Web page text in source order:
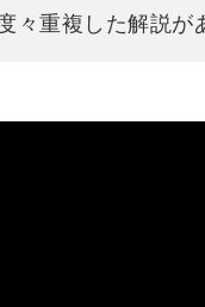
々重複した解説